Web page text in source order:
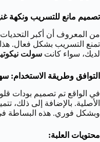
تصميم مانع للتسريب ونكهة
من المعروف أن أكبر
تمنع التسريب بشكل فعال.
لديك، سواء كانت سولت
التوافق وطريقة الاستخدام:
في الواقع تم تصميم بودات
الأصلية. بالإضافة إلى ذلك،
وبشكل فوري. هذه البساطة في
محتويات العلبة: